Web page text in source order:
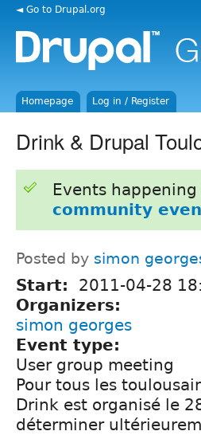
◄ Go to Drupal.org
Homepage Log in / Register
Drink & Drupal
Events
community
Posted by simon
Start: 2011-04-28
Organizers:
simon georges
Event type:
User group meeting
Pour tous les
Drink est organisé le
déterminer